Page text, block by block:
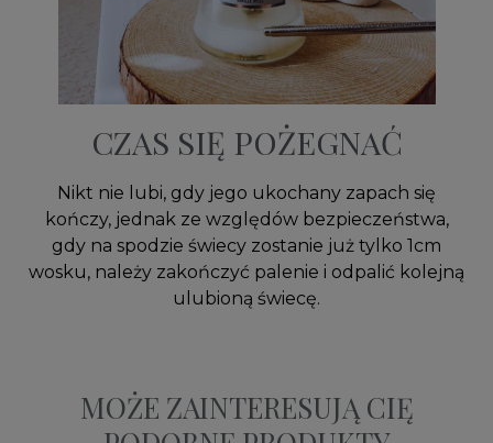
CZAS SIĘ POŻEGNAĆ
Nikt nie lubi, gdy jego ukochany zapach się
kończy, jednak ze względów bezpieczeństwa,
gdy na spodzie świecy zostanie już tylko 1cm
wosku, należy zakończyć palenie i odpalić kolejną
ulubioną świecę.
MOŻE ZAINTERESUJĄ CIĘ